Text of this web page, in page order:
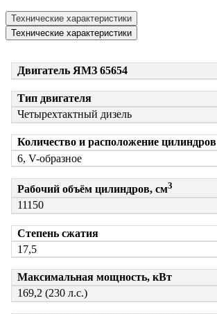
Технические характеристики
Технические характеристики
Двигатель ЯМЗ 65654
Тип двигателя
Четырехтактный дизель
Количество и расположение цилиндров
6, V-образное
Рабочий объём цилиндров, см3
11150
Степень сжатия
17,5
Максимальная мощность, кВт
169,2 (230 л.с.)